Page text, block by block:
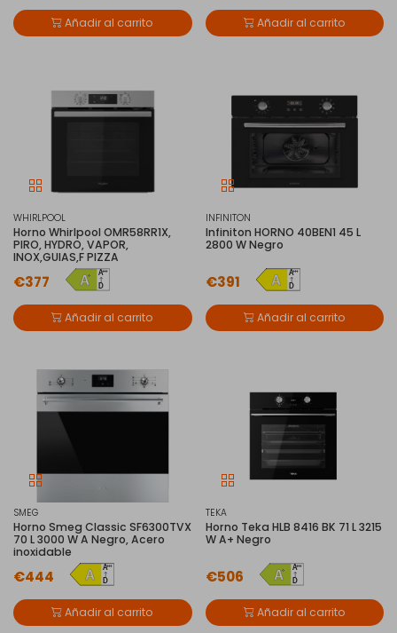
Añadir al carrito Añadir al carrito
WHIRLPOOL
Horno Whirlpool OMR58RR1X,
PIRO, HYDRO, VAPOR,
INOX,GUIAS,F PIZZA
€377
Añadir al carrito
INFINITON
Infiniton HORNO 40BEN1 45 L
2800 W Negro
€391
Añadir al carrito
SMEG
Horno Smeg Classic SF6300TVX
70 L 3000 W A Negro, Acero
inoxidable
€444
Añadir al carrito
TEKA
Horno Teka HLB 8416 BK 71 L 3215
W A+ Negro
€506
Añadir al carrito